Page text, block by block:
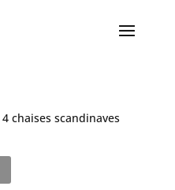
chaises scandinaves